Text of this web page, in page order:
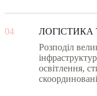
04
ЛОГІСТИКА
Розподіл
освітлення,